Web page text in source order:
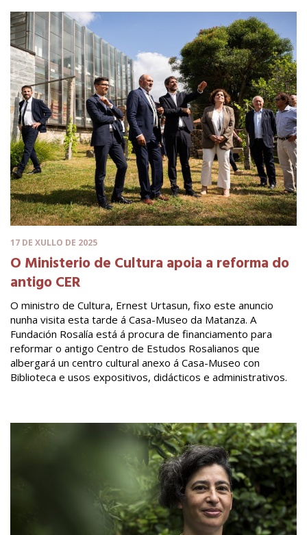
17 DE XULLO DE 2025
O Ministerio de Cultura apoia a reforma do
antigo CER
O ministro de Cultura, Ernest Urtasun, fixo este anuncio
nunha visita esta tarde á Casa-Museo da Matanza. A
Fundación Rosalía está á procura de financiamento para
reformar o antigo Centro de Estudos Rosalianos que
albergará un centro cultural anexo á Casa-Museo con
Biblioteca e usos expositivos, didácticos e administrativos.